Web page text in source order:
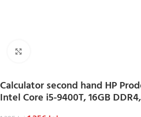
Calculator second hand HP
Intel Core i5-9400T, 16GB DDR4,